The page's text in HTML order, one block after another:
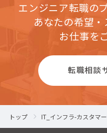
エンジニア転職の
あなたの希望
お仕事を
転職相談
トップ IT_インフラ-カスタマ